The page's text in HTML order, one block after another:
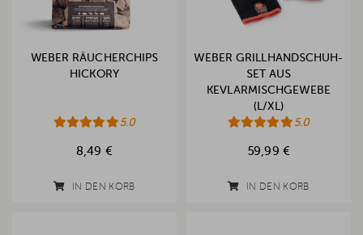
WEBER RÄUCHERCHIPS
HICKORY
5.0
8,49 €
IN DEN KORB
WEBER GRILLHANDSCHUH-
SET AUS
KEVLARMISCHGEWEBE
(L/XL)
5.0
59,99 €
IN DEN KORB